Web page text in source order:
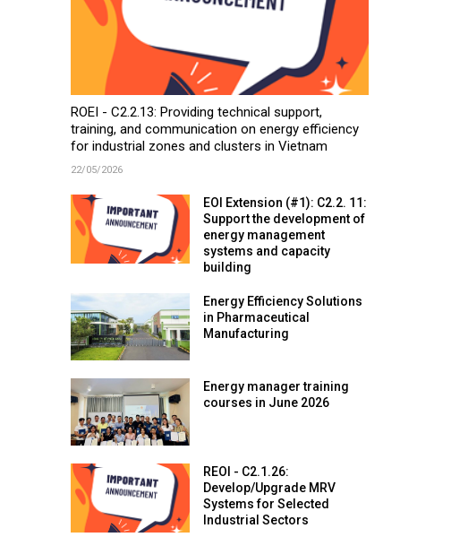
ROEI - C2.2.13: Providing technical support,
training, and communication on energy efficiency
for industrial zones and clusters in Vietnam
22/05/2026
EOI Extension (#1): C2.2. 11:
Support the development of
energy management
systems and capacity
building
Energy Efficiency Solutions
in Pharmaceutical
Manufacturing
Energy manager training
courses in June 2026
REOI - C2.1.26:
Develop/Upgrade MRV
Systems for Selected
Industrial Sectors